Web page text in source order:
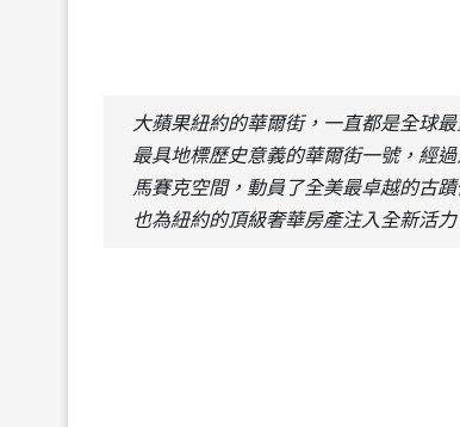
大蘋果紐約的華爾街，一直都是全球
最具地標歷史意義的華爾街一號，經
馬賽克空間，動員了全美最卓越的古
也為紐約的頂級奢華房產注入全新活力